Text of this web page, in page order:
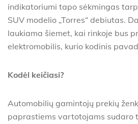
indikatoriumi tapo sėkmingas
SUV modelio „Torres“ debiutas.
laukiama šiemet, kai rinkoje bus
elektromobilis, kurio kodinis
Kodėl keičiasi?
Automobilių gamintojų prekių
paprastiems vartotojams sudaro